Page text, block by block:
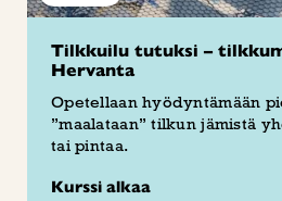
Tilkkuilu tutuksi –
Hervanta
Opetellaan hyödyntämään
”maalataan” tilkun jämistä
tai pintaa.
Kurssi alkaa